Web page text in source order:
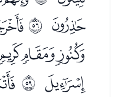
ﯾ ﰷ
ﰍ ﰺ